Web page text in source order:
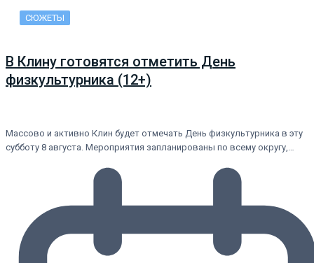
СЮЖЕТЫ
В Клину готовятся отметить День
физкультурника (12+)
Массово и активно Клин будет отмечать День физкультурника в эту
субботу 8 августа. Мероприятия запланированы по всему округу,…